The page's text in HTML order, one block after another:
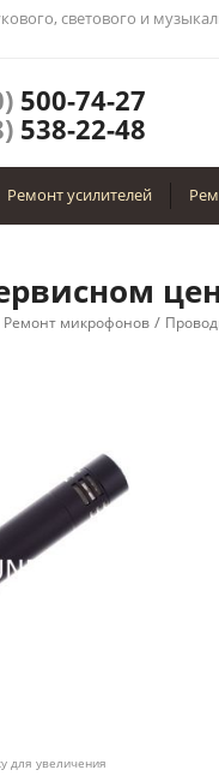
светового и
500-74-27
538-22-48
Ремонт усилителей
Ремонт микрофонов /
для увеличения